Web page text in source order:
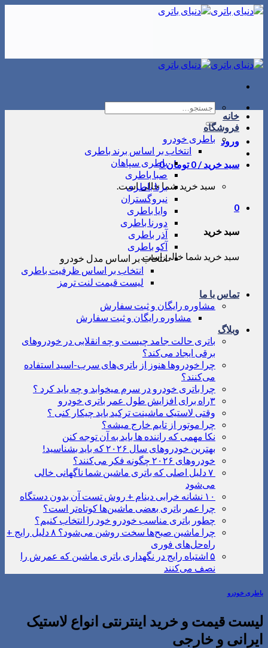
Skip
جستجو
برای:
ورود
سبد خرید /0 تومان0
سبد خرید شما خالی است.
0
سبد خرید
سبد خرید شما خالی است.
خانه
فروشگاه
باطری خودرو
انتخاب بر اساس برند باطری
باطری سپاهان
صبا باطری
برنا باطری
نیروگستران
وایا باطری
دورنا باطری
آذر باطری
آکو باطری
انتخاب بر اساس مدل خودرو
انتخاب بر اساس ظرفیت باطری
لیست قیمت لنت ترمز
تماس با ما
مشاوره رایگان و ثبت سفارش
مشاوره رایگان و ثبت سفارش
وبلاگ
باتری حالت جامد چیست و چه انقلابی در خودروهای
برقی ایجاد می‌کند؟
چرا خودروها هنوز از باتری‌های سرب-اسید استفاده
می‌کنند؟
چرا باتری خودرو در سرم میخوابد و چه باید کرد ؟
۳راه برای افزایش طول عمر باتری خودرو
وقتی لاستیک ماشینت ترکید باید چیکار کنی ؟
چرا موتور از تایم خارج میشه؟
نکا مهمی که راننده ها باید به آن توجه کنن
بهترین خودروهای سال ۲۰۲۶ که باید بشناسید!
خودروهای ۲۰۲۶ چگونه فکر می‌کنند؟
۷ دلیل اصلی که باتری ماشین شما ناگهانی خالی
می‌شود
۱۰ نشانه خرابی دینام + روش تست آن بدون دستگاه
چرا عمر باتری بعضی ماشین‌ها کوتاه‌تر است؟
چطور باتری مناسب خودرو خود را انتخاب کنیم؟
چرا ماشین صبح‌ها سخت روشن می‌شود؟ ۸ دلیل رایج +
راه‌حل‌های فوری
۵ اشتباه رایج در نگهداری باتری ماشین که عمرش را
نصف می‌کنند
باطری خودرو
لیست قیمت و خرید اینترنتی انواع لاستیک
ایرانی و خارجی